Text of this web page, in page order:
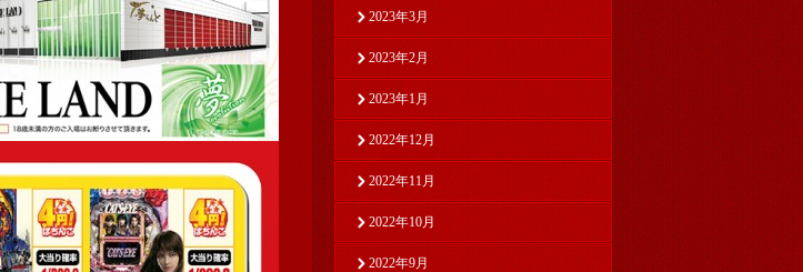
2023年3月
2023年2月
2023年1月
2022年12月
2022年11月
2022年10月
2022年9月